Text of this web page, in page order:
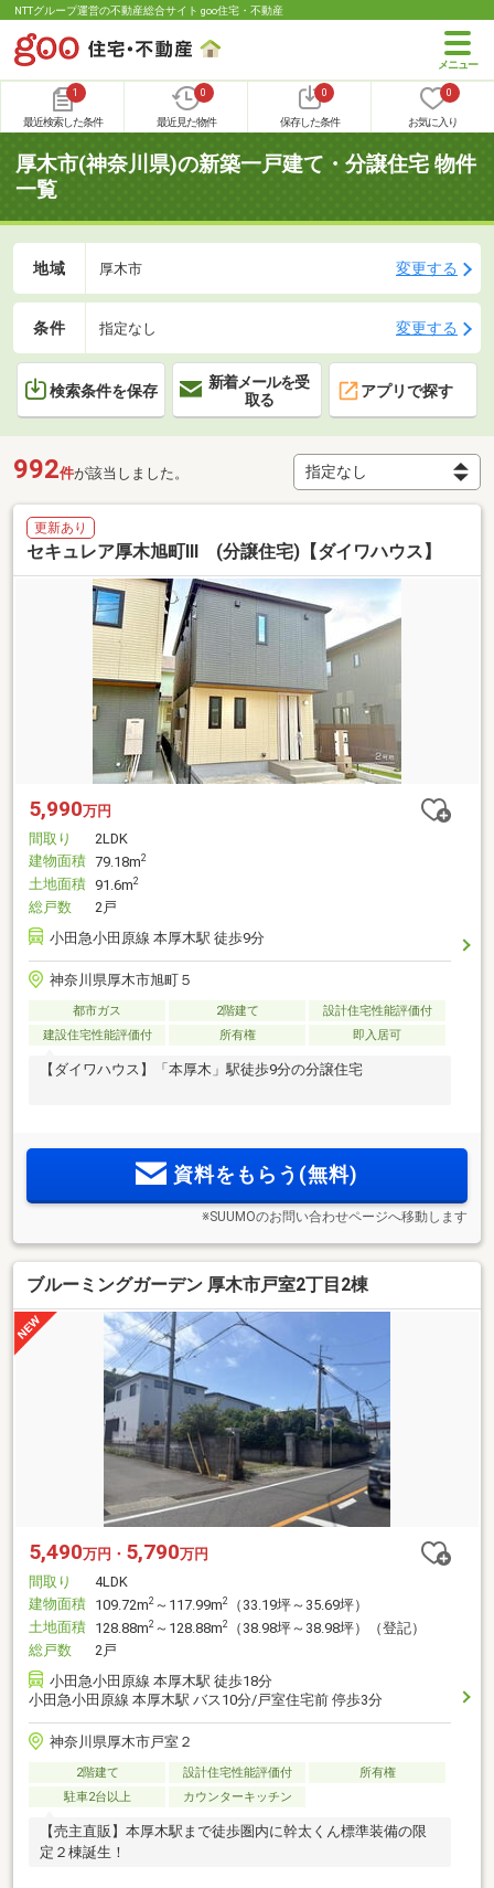
NTTグループ運営の不動産総合サイト goo住宅・不動産
1
最近検索した条件
0
最近見た物件
0
保存した条件
0
お気に入り
厚木市(神奈川県)の新築一戸建て・分譲住宅 物件
一覧
地域 厚木市 変更する
条件 指定なし 変更する
検索条件を保存
新着メールを受
取る
アプリで探す
992件が該当しました。
更新あり
セキュレア厚木旭町III (分譲住宅)【ダイワハウス】
5,990万円
間取り
2LDK
建物面積 79.18m2
土地面積 91.6m2
総戸数
2戸
小田急小田原線 本厚木駅 徒歩9分
神奈川県厚木市旭町５
都市ガス 2階建て
設計住宅性能評価付
建設住宅性能評価付
所有権 即入居可
【ダイワハウス】「本厚木」駅徒歩9分の分譲住宅
資料をもらう(無料)
※SUUMOのお問い合わせページへ移動します
ブルーミングガーデン 厚木市戸室2丁目2棟
5,490万円・ 5,790万円
間取り
4LDK
建物面積 109.72m2 ～117.99m2
（33.19坪～35.69坪）
土地面積 128.88m2 ～128.88m2
（38.98坪～38.98坪）（登記）
総戸数
2戸
小田急小田原線 本厚木駅 徒歩18分
小田急小田原線 本厚木駅 バス10分/戸室住宅前 停歩3分
神奈川県厚木市戸室２
2階建て 設計住宅性能評価付
所有権
駐車2台以上
カウンターキッチン
【売主直販】本厚木駅まで徒歩圏内に幹太くん標準装備の限
定２棟誕生！